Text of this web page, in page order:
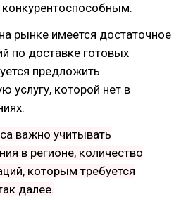
рынке имеется достаточное
по доставке готовых
предложить
услугу, которой нет в
важно учитывать
в регионе, количество
которым требуется
далее.